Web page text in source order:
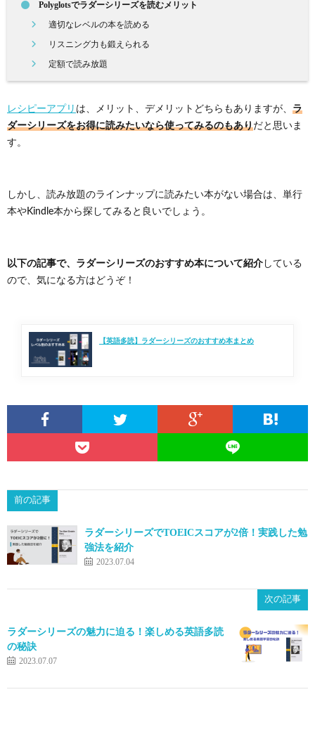
Polyglotsでラダーシリーズを読むメリット
適切なレベルの本を読める
リスニング力も鍛えられる
定額で読み放題
レシピーアプリ は、メリット、デメリットどちらもありますが、 ラ
ダーシリーズをお得に読みたいなら使ってみるのもありだと思いま
す。
しかし、読み放題のラインナップに読みたい本がない場合は、単行
本やKindle本から探してみると良いでしょう。
以下の記事で、ラダーシリーズのおすすめ本について紹介 している
ので、気になる方はどうぞ！
【英語多読】ラダーシリーズのおすすめ本まとめ
前の記事
ラダーシリーズでTOEICスコアが2倍！実践した勉
強法を紹介
2023.07.04
次の記事
ラダーシリーズの魅力に迫る！楽しめる英語多読
の秘訣
2023.07.07